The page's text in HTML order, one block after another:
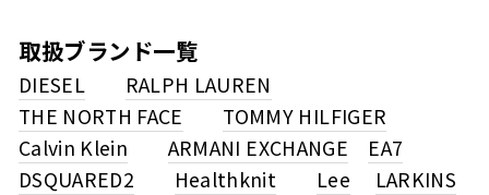
取扱ブランド一覧
DIESEL
RALPH LAUREN
THE NORTH FACE
TOMMY HILFIGER
Calvin Klein
ARMANI EXCHANGE
EA7
DSQUARED2
Healthknit Lee
LARKINS